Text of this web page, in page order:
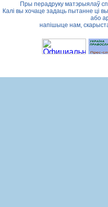
Пры перадруку матэрыялаў
Калі вы хочаце задаць пытанне ці
або
напішыце нам,